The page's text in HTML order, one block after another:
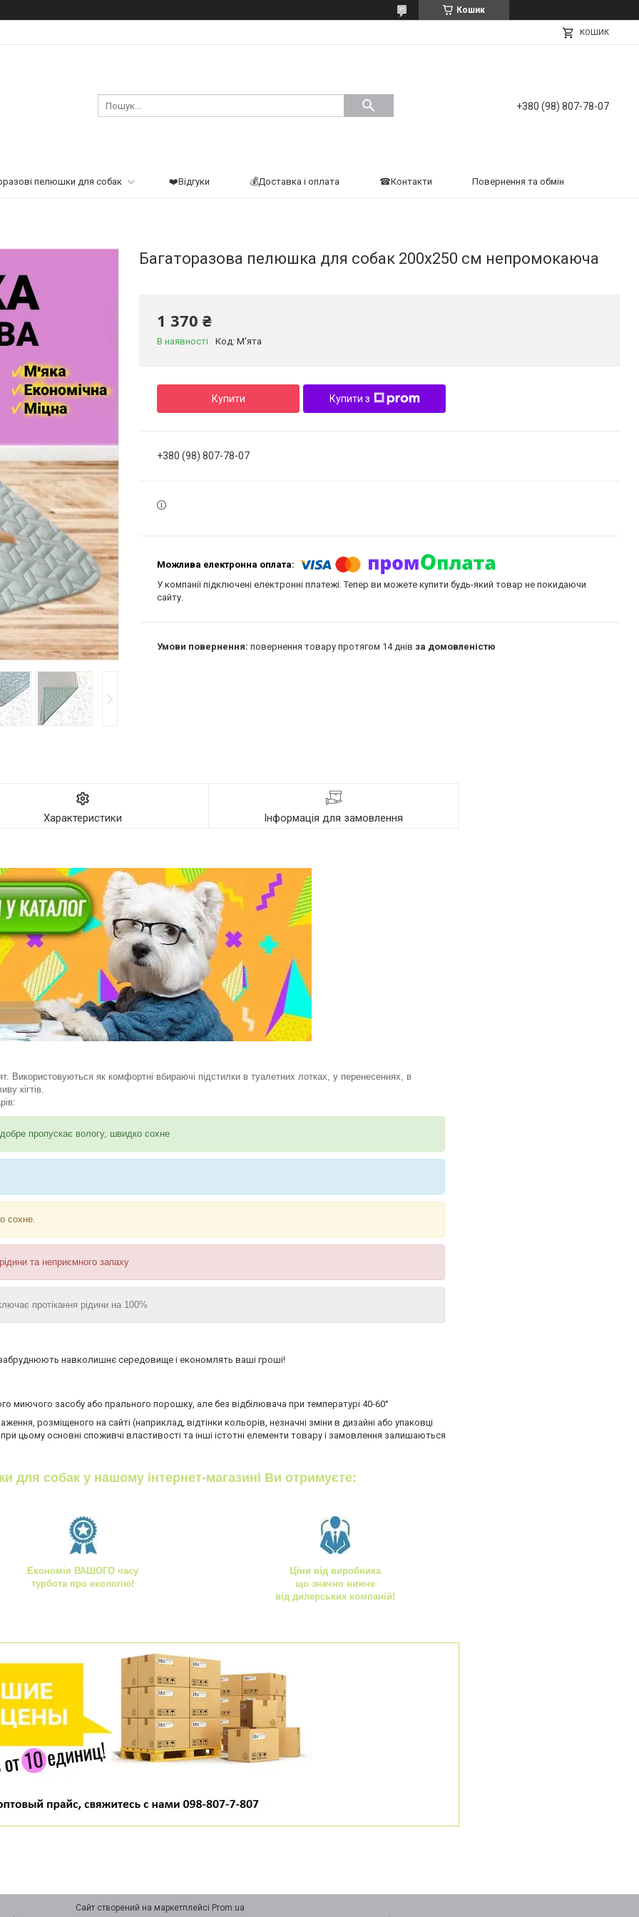
Кошик
КОШИК
+380 (98) 807-78-07
пелюшки для собак ❤️Відгуки 💰Доставка і оплата ☎Контакти Повернення та обмін
Багаторазова пелюшка для собак 200х250 см непромокаюча
1 370 ₴
В наявності Код: М'ята
Купити Купити з
+380 (98) 807-78-07
У компанії підключені електронні платежі. Тепер ви можете купити будь-який товар не покидаючи
сайту.
повернення товару протягом 14 днів за домовленістю
Характеристики Інформація для замовлення
Використовуються як комфортні вбираючі підстилки в туалетних лотках, у перенесеннях, в
кігтів.
пропускає вологу, швидко сохне
сохне.
та неприємного запаху
протікання рідини на 100%
навколишнє середовище і економлять ваші гроші!
миючого засобу або прального порошку, але без відбілювача при температурі 40-60°
розміщеного на сайті (наприклад, відтінки кольорів, незначні зміни в дизайні або упаковці
цьому основні споживчі властивості та інші істотні елементи товару і замовлення залишаються
для собак у нашому інтернет-магазині Ви отримуєте:
Економія ВАШОГО часу
турбота про екологію!
Ціни від виробника
що значно нижче
від дилерських компаній!
Сайт створений на маркетплейсі Prom.ua